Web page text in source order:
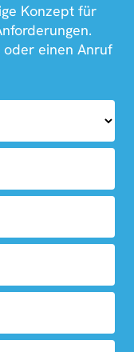
Konzept für
einen Anruf